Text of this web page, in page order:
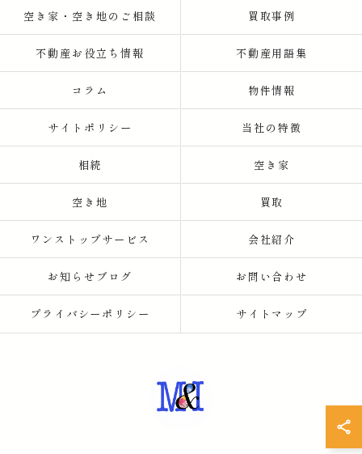
空き家・空き地のご相談 買取事例
不動産お役立ち情報 不動産用語集
コラム 物件情報
サイトポリシー 当社の特徴
相続 空き家
空き地 買取
ワンストップサービス 会社紹介
お知らせブログ お問い合わせ
プライバシーポリシー サイトマップ